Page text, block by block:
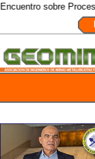
sobre Procesamiento